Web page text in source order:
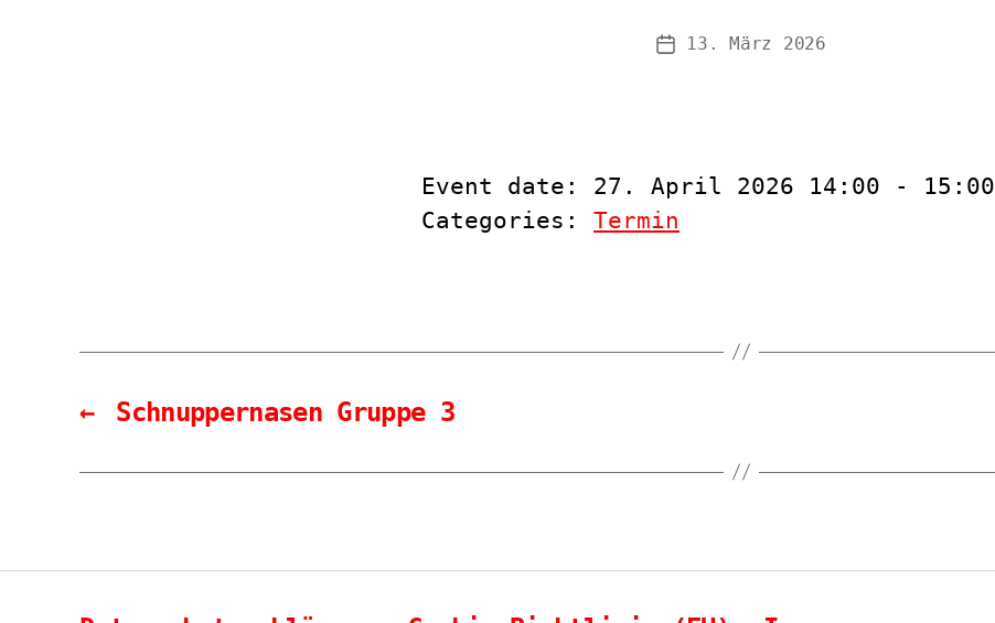
Veröffentlichungsdatum
13. März 2026
Event date: 27. April 2026 14:00 - 15:00
Categories: Termin
← Schnuppernasen Gruppe 3